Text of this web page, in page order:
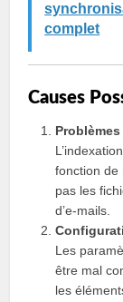
complet
Causes
fonction de
pas les
d’e-mails.
Les
être mal
les